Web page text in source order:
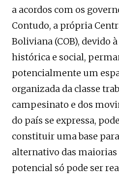
a acordos com os
Contudo, a própria
Boliviana (COB), devido
histórica e social,
potencialmente um
organizada da classe
campesinato e dos
do país se expressa,
constituir uma base
alternativo das maiorias
potencial só pode ser